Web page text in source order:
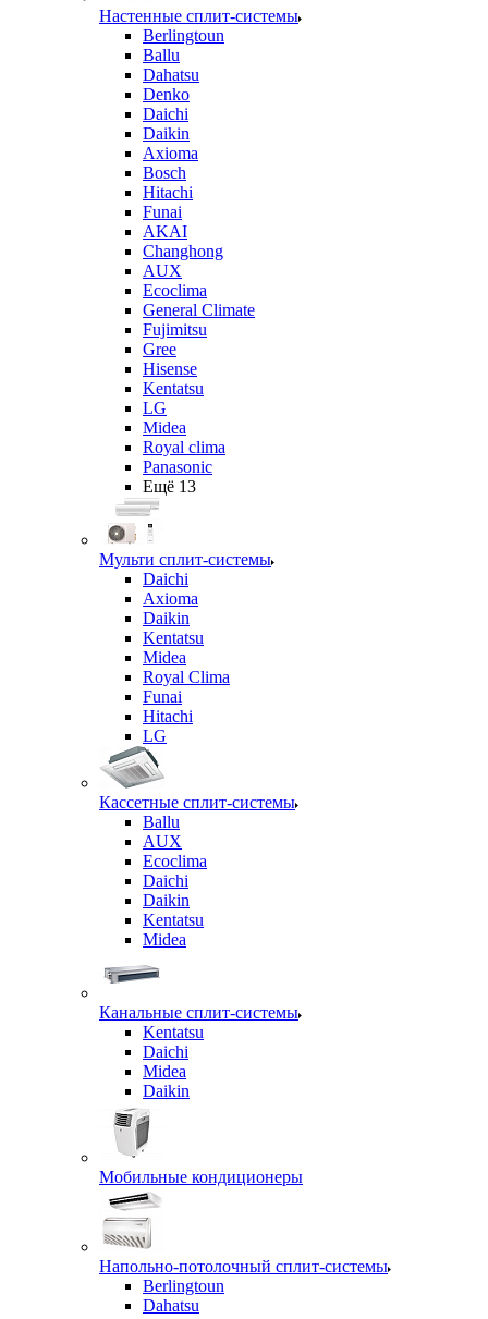
Настенные сплит-системы
Berlingtoun
Ballu
Dahatsu
Denko
Daichi
Daikin
Axioma
Bosch
Hitachi
Funai
AKAI
Changhong
AUX
Ecoclima
General Climate
Fujimitsu
Gree
Hisense
Kentatsu
LG
Midea
Royal clima
Panasonic
Ещё 13
Мульти сплит-системы
Daichi
Axioma
Daikin
Kentatsu
Midea
Royal Clima
Funai
Hitachi
LG
Кассетные сплит-системы
Ballu
AUX
Ecoclima
Daichi
Daikin
Kentatsu
Midea
Канальные сплит-системы
Kentatsu
Daichi
Midea
Daikin
Мобильные кондиционеры
Напольно-потолочный сплит-системы
Berlingtoun
Dahatsu